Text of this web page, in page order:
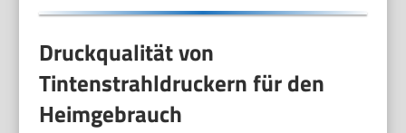
Druckqualität von
Tintenstrahldruckern für den
Heimgebrauch